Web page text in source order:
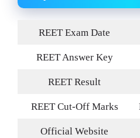
REET Exam Date
REET Answer Key
REET Result
REET Cut-Off Marks
Official Website